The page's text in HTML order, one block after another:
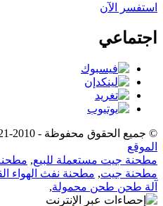
استفسر الآن
اجتماعي
© جميع الحقوق محفوظة - 2010-2021.
الموقع
مطحنة جيت مستعملة للبيع,
مطحنة جيت, مطحنة نفث الهواء
آلة طحن طحن محمولة,